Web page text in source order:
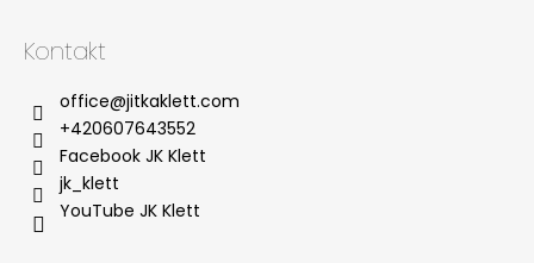
Kontakt
office@jitkaklett.com
+420607643552
Facebook JK Klett
jk_klett
YouTube JK Klett